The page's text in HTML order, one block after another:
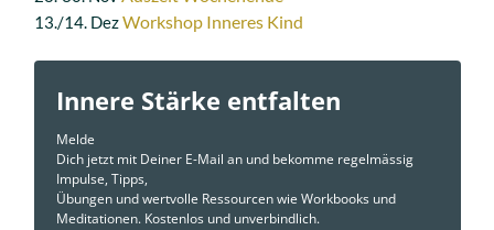
13./14. DezWorkshop Inneres Kind
Innere Stärke entfalten
Melde
Dich jetzt mit Deiner E-Mail an und bekomme regelmässig
Impulse, Tipps,
Übungen und wertvolle Ressourcen wie Workbooks und
Meditationen. Kostenlos und unverbindlich.